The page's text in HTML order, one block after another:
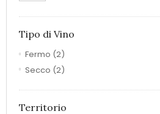
Tipo di Vino
Fermo (2)
Secco (2)
Territorio